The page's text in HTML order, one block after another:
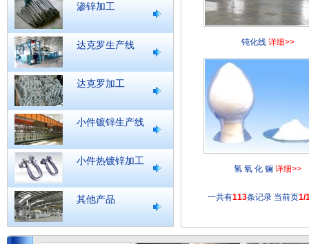
渗锌加工
达克罗生产线
达克罗加工
小件镀锌生产线
小件热镀锌加工
其他产品
钝化线 详细>>
氢 氧 化 镧详细>>
一共有113条记录 当前页1/